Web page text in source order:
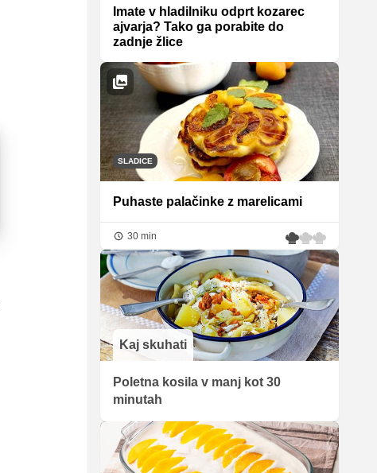
Imate v hladilniku odprt kozarec
ajvarja? Tako ga porabite do
zadnje žlice
SLADICE
Puhaste palačinke z marelicami
30 min
Kaj skuhati
Poletna kosila v manj kot 30
minutah